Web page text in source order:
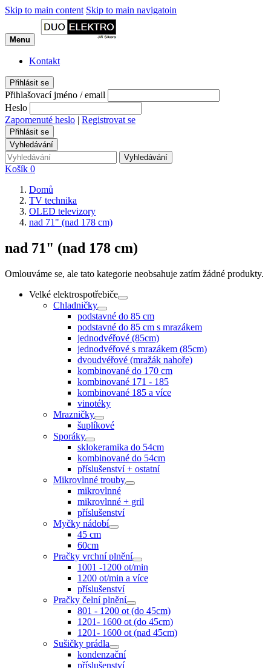
Skip to main content Skip to main navigatoin
Menu
Kontakt
Přihlásit se
Přihlašovací jméno / email
Heslo
Zapomenuté heslo | Registrovat se
Přihlásit se
Vyhledávání
Vyhledávání
Košík 0
Domů
TV technika
OLED televizory
nad 71" (nad 178 cm)
nad 71" (nad 178 cm)
Omlouváme se, ale tato kategorie neobsahuje zatím žádné produkty.
Velké elektrospotřebiče
Chladničky
podstavné do 85 cm
podstavné do 85 cm s mrazákem
jednodvéřové (85cm)
jednodvéřové s mrazákem (85cm)
dvoudvéřové (mražák nahoře)
kombinované do 170 cm
kombinované 171 - 185
kombinované 185 a více
vinotéky
Mrazničky
šuplíkové
Sporáky
sklokeramika do 54cm
kombinované do 54cm
příslušenství + ostatní
Mikrovlnné trouby
mikrovlnné
mikrovlnné + gril
příslušenství
Myčky nádobí
45 cm
60cm
Pračky vrchní plnění
1001 -1200 ot/min
1200 ot/min a více
příslušenství
Pračky čelní plnění
801 - 1200 ot (do 45cm)
1201- 1600 ot (do 45cm)
1201- 1600 ot (nad 45cm)
Sušičky prádla
kondenzační
příslušenství